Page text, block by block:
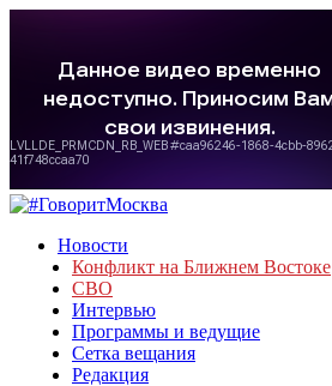
Новости
Конфликт на Ближнем Востоке
СВО
Интервью
Программы и ведущие
Сетка вещания
Редакция